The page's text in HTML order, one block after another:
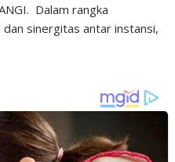
Dalam rangka
sinergitas antar instansi,